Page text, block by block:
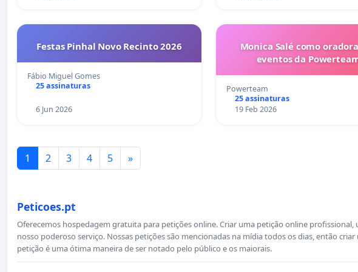
Festas Pinhal Novo Recinto 2026
Fábio Miguel Gomes
25 assinaturas
6 Jun 2026
Monica Salé como
eventos da
Powerteam
25 assinaturas
19 Feb 2026
1 2 3 4 5 »
Peticoes.pt
Oferecemos hospedagem gratuita para petições online. Criar uma petição online profissional,
nosso poderoso serviço. Nossas petições são mencionadas na mídia todos os dias, então criar
petição é uma ótima maneira de ser notado pelo público e os maiorais.